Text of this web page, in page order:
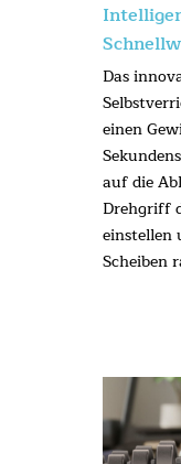
Das
einen
auf die
Drehgriff
einstellen
Scheiben